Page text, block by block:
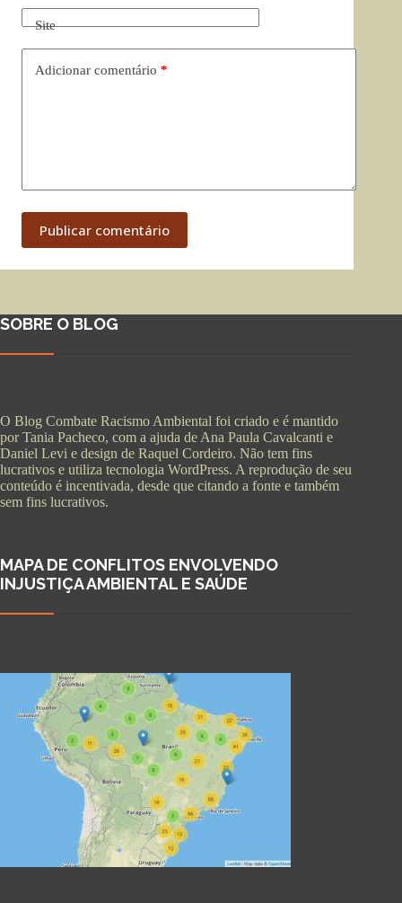
Site
Adicionar comentário *
Publicar comentário
SOBRE O BLOG
O Blog Combate Racismo Ambiental foi criado e é mantido
por Tania Pacheco, com a ajuda de Ana Paula Cavalcanti e
Daniel Levi e design de Raquel Cordeiro. Não tem fins
lucrativos e utiliza tecnologia WordPress. A reprodução de seu
conteúdo é incentivada, desde que citando a fonte e também
sem fins lucrativos.
MAPA DE CONFLITOS ENVOLVENDO
INJUSTIÇA AMBIENTAL E SAÚDE